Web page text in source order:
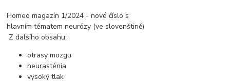
Homeo magazín 1/2024 - nové číslo s
hlavním tématem neurózy (ve slovenštině)
Z dalšího obsahu:
otrasy mozgu
neurasténia
vysoký tlak